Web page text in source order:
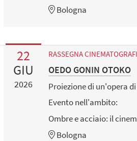
Bologna
22
GIU
2026
RASSEGNA
OEDO GONIN OTOKO
Proiezione di un'opera
Evento nell'ambito:
Ombre e acciaio: il
Bologna